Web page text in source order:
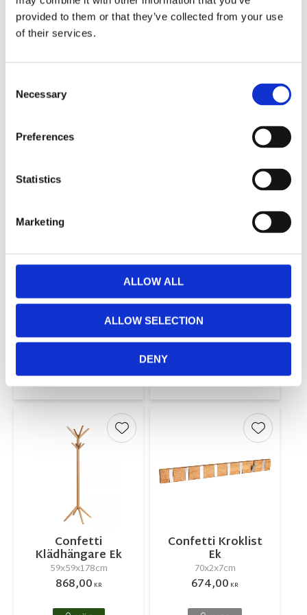
provided to them or that they’ve collected from your use
of their services.
Selection
Necessary
Preferences
Statistics
Marketing
ALLOW ALL
ALLOW SELECTION
DENY
3 875,00
Confetti
Golvspegel Ek
1 741,00KR
INFO
Confetti
Hatthylla Ek
80x30x17cm
1 060,00KR
Lägg till
INFO
Confetti
Klädhängare Ek
59x59x178cm
868,00 KR
Lägg till i favoriter
Confetti Kroklist
Ek
70x2x7cm
674,00 KR
Lägg till